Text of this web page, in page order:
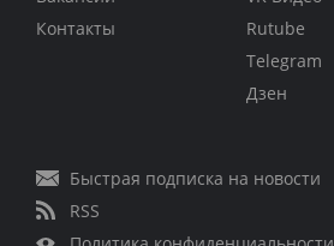
Контакты
Rutube
Telegram
Дзен
Быстрая подписка на новости
RSS